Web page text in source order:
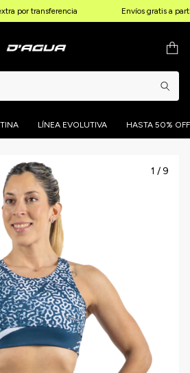
por transferencia Envíos gratis a
LÍNEA EVOLUTIVA HASTA 50% OFF
1 /9